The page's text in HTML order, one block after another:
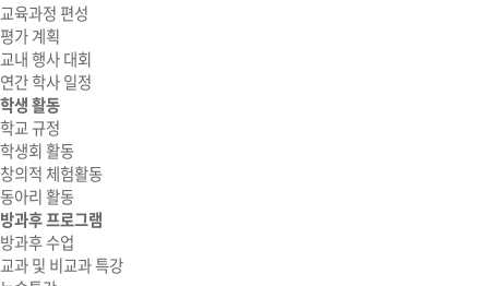
교육과정 편성
평가 계획
교내 행사 대회
연간 학사 일정
학생 활동
학교 규정
학생회 활동
창의적 체험활동
동아리 활동
방과후 프로그램
방과후 수업
교과 및 비교과 특강